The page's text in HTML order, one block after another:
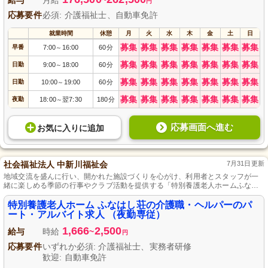
応募要件必須: 介護福祉士、自動車免許
就業時間 休憩 月 火 水 木 金 土 日
早番 7:00～ 16:00 60分 募集 募集 募集 募集 募集 募集 募集
日勤 9:00～ 18:00 60分 募集 募集 募集 募集 募集 募集 募集
日勤 10:00～ 19:00 60分 募集 募集 募集 募集 募集 募集 募集
夜勤 18:00～翌7:30 180分 募集 募集 募集 募集 募集 募集 募集
お気に入り に追加 応募画面へ進む
社会福祉法人 中新川福祉会 7月31日更新
地域交流を盛んに行い、開かれた施設づくりを心がけ、利用者とスタッフが一
緒に楽しめる季節の行事やクラブ活動を提供する「特別養護老人ホームふなは
し荘」では、専門の入浴介助スタッフを募集。未経験者は先輩から指導を受
け、週3日からの柔軟な勤務や育休取得の実績があり、ライフスタイルに合わせ
て働けます。
特別養護老人ホーム ふなはし荘の介護職・ヘルパーのパ
ート・アルバイト求人 （夜勤専従）
給与 時給 1,666~2,500 円
応募要件いずれか必須: 介護福祉士、実務者研修
歓迎: 自動車免許